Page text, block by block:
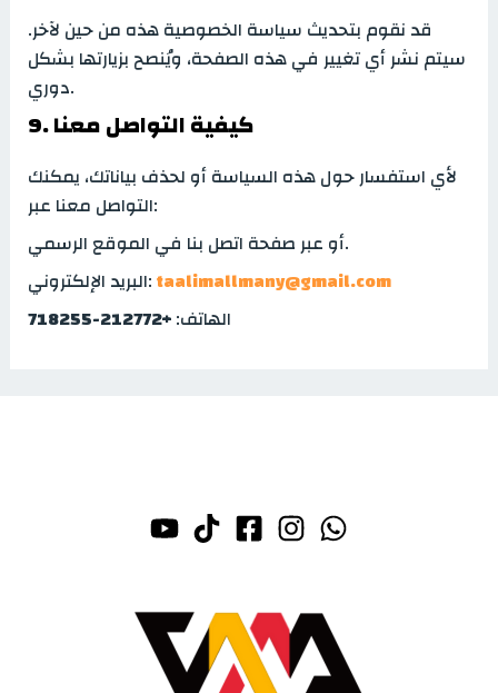
قد نقوم بتحديث سياسة الخصوصية هذه من حين لآخر.
سيتم نشر أي تغيير في هذه الصفحة، ويُنصح بزيارتها بشكل
دوري.
9. كيفية التواصل معنا
لأي استفسار حول هذه السياسة أو لحذف بياناتك، يمكنك
التواصل معنا عبر:
أو عبر صفحة اتصل بنا في الموقع الرسمي.
البريد الإلكتروني:taalimallmany@gmail.com
الهاتف:+212772-718255